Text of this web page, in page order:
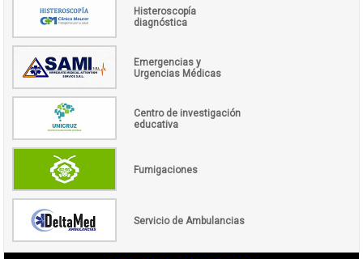
Histeroscopía
diagnóstica
Emergencias y
Urgencias Médicas
Centro de investigación
educativa
Fumigaciones
Servicio de Ambulancias